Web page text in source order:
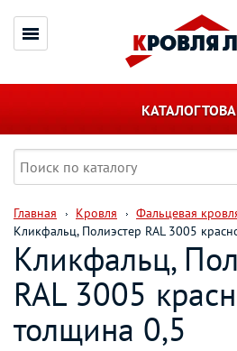
КАТАЛОГ
Главная Кровля
Фальцевая
Кликфальц, Полиэстер RAL 3005
Кликфальц,
RAL 3005
толщина 0,5